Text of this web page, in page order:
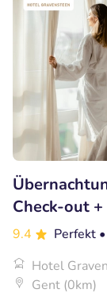
Check-out
9.4 Perfekt
Hotel
Gent (0km)